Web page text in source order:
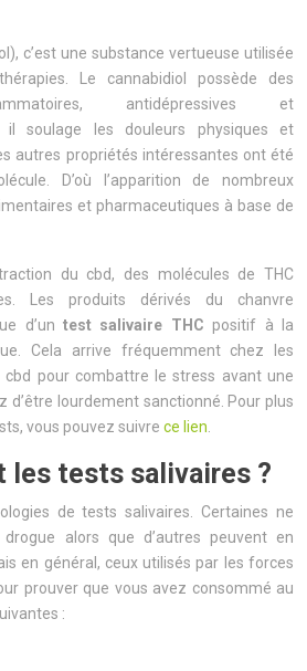
c’est une substance vertueuse utilisée
Le cannabidiol possède des
antidépressives et
il soulage les douleurs physiques et
autres propriétés intéressantes ont été
D’où l’apparition de nombreux
et pharmaceutiques à base de
du cbd, des molécules de THC
Les produits dérivés du chanvre
d’un test salivaire THC positif à la
Cela arrive fréquemment chez les
pour combattre le stress avant une
d’être lourdement sanctionné. Pour plus
vous pouvez suivre ce lien
les tests salivaires ?
de tests salivaires. Certaines ne
drogue alors que d’autres peuvent en
en général, ceux utilisés par les forces
prouver que vous avez consommé au
: